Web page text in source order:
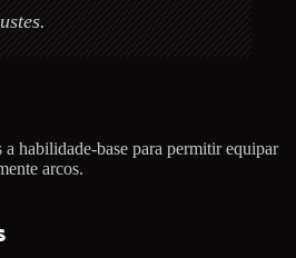
a habilidade-base para permitir equipar
arcos.